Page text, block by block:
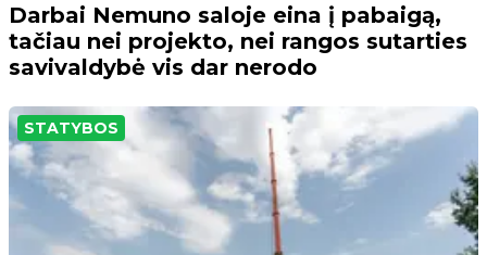
Darbai Nemuno saloje eina į pabaigą,
tačiau nei projekto, nei rangos sutarties
savivaldybė vis dar nerodo
STATYBOS